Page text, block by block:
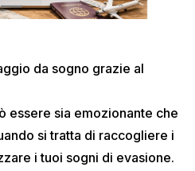
da sogno grazie al
essere sia emozionante che
si tratta di raccogliere i
i tuoi sogni di evasione.